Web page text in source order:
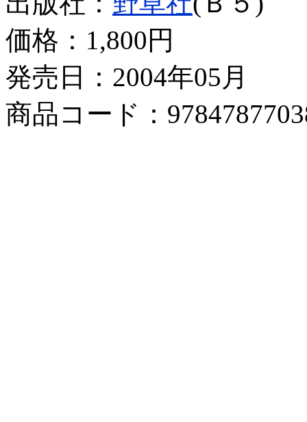
価格： 1,800円
発売日：2004年05月
商品コード：